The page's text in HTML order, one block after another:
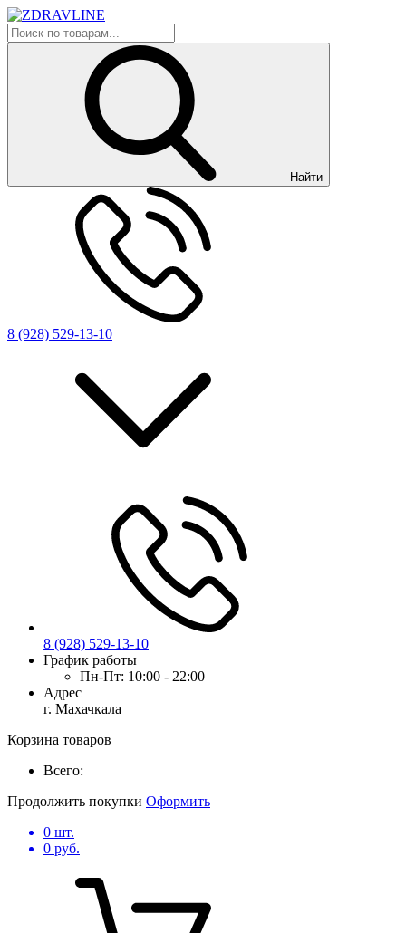
Найти
8 (928) 529-13-10
8 (928) 529-13-10
График работы
Пн-Пт: 10:00 - 22:00
Адрес
г. Махачкала
Корзина товаров
Всего:
Продолжить покупки Оформить
0 шт.
0 руб.